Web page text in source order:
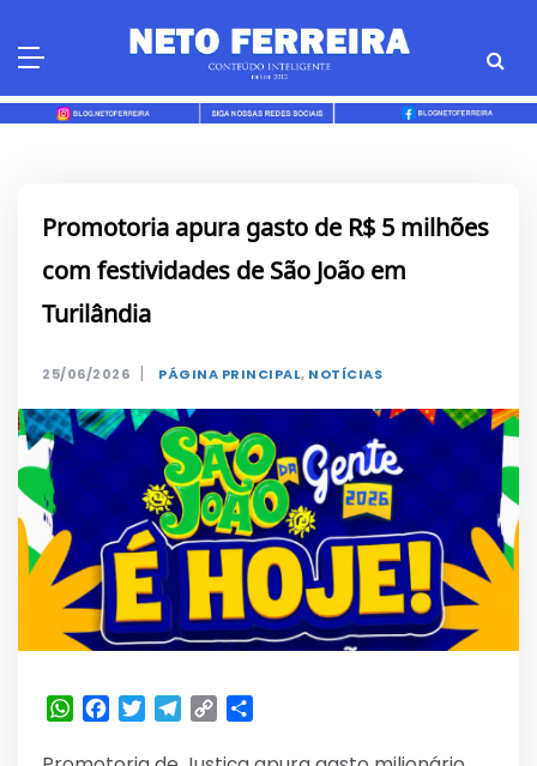
Promotoria apura gasto de R$ 5 milhões
com festividades de São João em
Turilândia
25/06/2026 | PÁGINA PRINCIPAL, NOTÍCIAS
WhatsApp
Facebook
TwitterTelegram
Copy